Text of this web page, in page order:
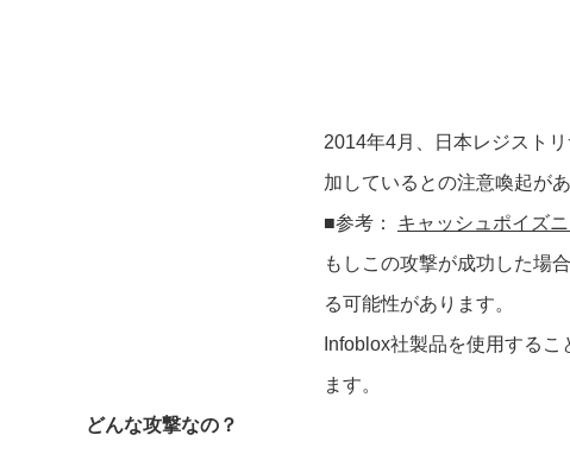
2014年4月、日本レジスト
加しているとの注意喚起があ
■参考：
キャッシュポイズ
もしこの攻撃が成功した場
る可能性があります。
Infoblox社製品を使用する
ます。
どんな攻撃なの？